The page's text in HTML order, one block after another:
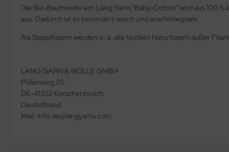
Die Bio-Baumwolle von Lang Yarns "Baby-Cotton" wird aus 100
aus. Dadurch ist es besonders weich und anschmiegsam.
Als Stapelfasern werden u. a. alle textilen Naturfasern außer
LANG GARN & WOLLE GMBH
Püllenweg 20
DE-41352 Korschenbroich
Deutschland
Mail: info.de@langyarns.com